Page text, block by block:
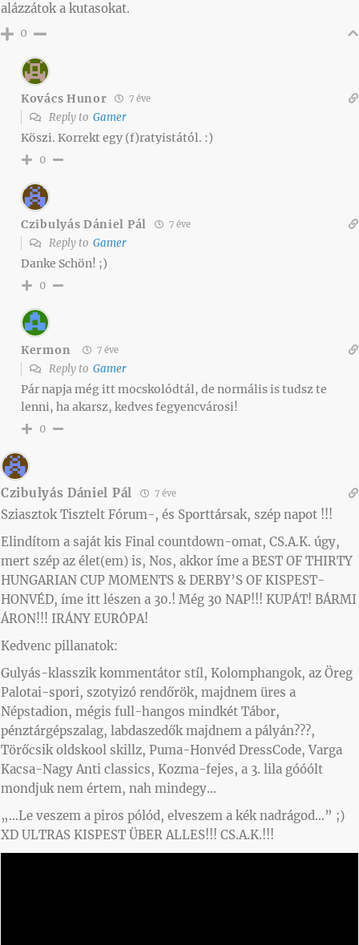
alázzátok a kutasokat.
0
Kovács Hunor 7 éve
Reply to Gamer
Köszi. Korrekt egy (f)ratyistától. :)
0
Czibulyás Dániel Pál 7 éve
Reply to Gamer
Danke Schön! ;)
0
Kermon 7 éve
Reply to Gamer
Pár napja még itt mocskolódtál, de normális is tudsz te
lenni, ha akarsz, kedves fegyencvárosi!
0
Czibulyás Dániel Pál 7 éve
Sziasztok Tisztelt Fórum-, és Sporttársak, szép napot !!!
Elindítom a saját kis Final countdown-omat, CS.A.K. úgy,
mert szép az élet(em) is, Nos, akkor íme a BEST OF THIRTY
HUNGARIAN CUP MOMENTS & DERBY’S OF KISPEST-
HONVÉD, íme itt lészen a 30.! Még 30 NAP!!! KUPÁT! BÁRMI
ÁRON!!! IRÁNY EURÓPA!
Kedvenc pillanatok:
Gulyás-klasszik kommentátor stíl, Kolomphangok, az Öreg
Palotai-spori, szotyizó rendőrök, majdnem üres a
Népstadion, mégis full-hangos mindkét Tábor,
pénztárgépszalag, labdaszedők majdnem a pályán???,
Törőcsik oldskool skillz, Puma-Honvéd DressCode, Varga
Kacsa-Nagy Anti classics, Kozma-fejes, a 3. lila góóólt
mondjuk nem értem, nah mindegy…
„…Le veszem a piros pólód, elveszem a kék nadrágod…” ;)
XD ULTRAS KISPEST ÜBER ALLES!!! CS.A.K.!!!